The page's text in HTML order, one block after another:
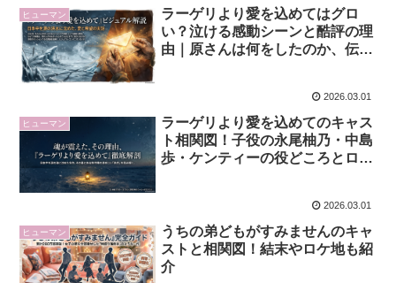
ヒューマン
ラーゲリより愛を込めてはグロ
い？泣ける感動シーンと酷評の理
由｜原さんは何をしたのか、伝え
2026.03.01
ヒューマン
ラーゲリより愛を込めてのキャス
ト相関図！子役の永尾柚乃・中島
歩・ケンティーの役どころとロケ
2026.03.01
ヒューマン
うちの弟どもがすみませんのキャ
ストと相関図！結末やロケ地も紹
介